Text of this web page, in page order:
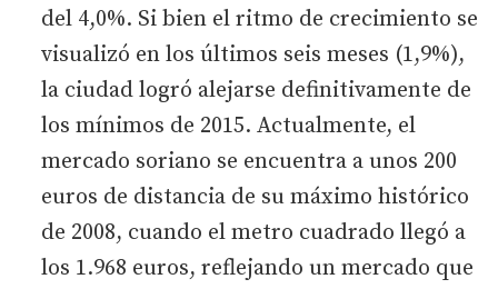
del 4,0%. Si bien el ritmo de crecimiento se
visualizó en los últimos seis meses (1,9%),
la ciudad logró alejarse definitivamente de
los mínimos de 2015. Actualmente, el
mercado soriano se encuentra a unos 200
euros de distancia de su máximo histórico
de 2008, cuando el metro cuadrado llegó a
los 1.968 euros, reflejando un mercado que